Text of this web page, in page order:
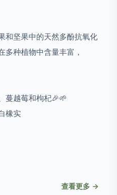
和坚果中的天然多酚抗氧化
多种植物中含量丰富，
蔓越莓和枸杞🎉🌱
橡实
查看更多 →